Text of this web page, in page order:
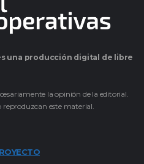
una producción digital de libre
la opinión de la editorial.
este material.